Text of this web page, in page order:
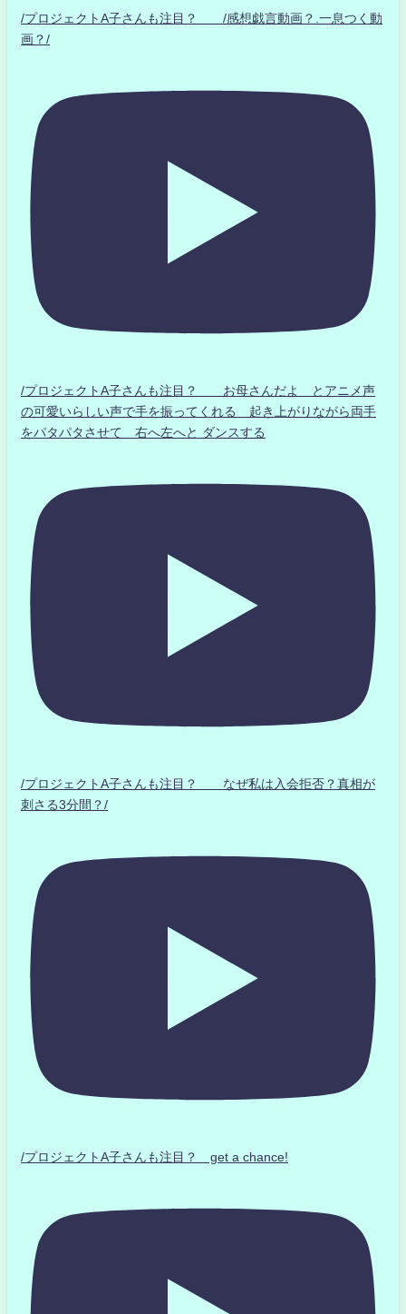
/プロジェクトA子さんも注目？ /感想戯言動画？.一息つく動
画？/
/プロジェクトA子さんも注目？ お母さんだよ とアニメ声
の可愛いらしい声で手を振ってくれる 起き上がりながら両手
をパタパタさせて 右へ左へと ダンスする
/プロジェクトA子さんも注目？ なぜ私は入会拒否？真相が
刺さる3分間？/
/プロジェクトA子さんも注目？ get a chance!